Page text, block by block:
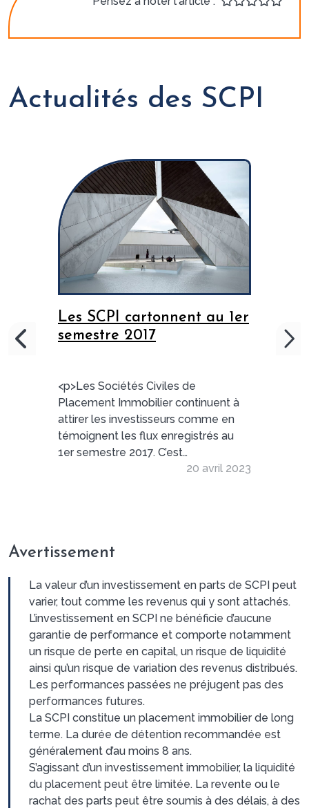
Actualités des SCPI
Les SCPI cartonnent au 1er
semestre 2017
<p>Les Sociétés Civiles de
Placement Immobilier continuent à
attirer les investisseurs comme en
témoignent les flux enregistrés au
1er semestre 2017. C’est
certainement une période de tous
</p>
20 avril 2023
Avertissement
La valeur d’un investissement en parts de SCPI peut
varier, tout comme les revenus qui y sont attachés.
L’investissement en SCPI ne bénéficie d’aucune
garantie de performance et comporte notamment
un risque de perte en capital, un risque de liquidité
ainsi qu’un risque de variation des revenus distribués.
Les performances passées ne préjugent pas des
performances futures.
La SCPI constitue un placement immobilier de long
terme. La durée de détention recommandée est
généralement d’au moins 8 ans.
S’agissant d’un investissement immobilier, la liquidité
du placement peut être limitée. La revente ou le
rachat des parts peut être soumis à des délais, à des